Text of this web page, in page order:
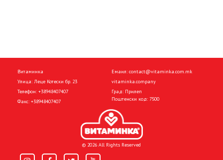
Витаминка
Улица: Леце Котески бр. 23
Телефон: +38948407407
Факс: +38948407407
Емаил: contact@vitaminka.com.mk
vitaminka.company
Град: Прилеп
Поштенски код: 7500
© 2026 All Rights Reserved